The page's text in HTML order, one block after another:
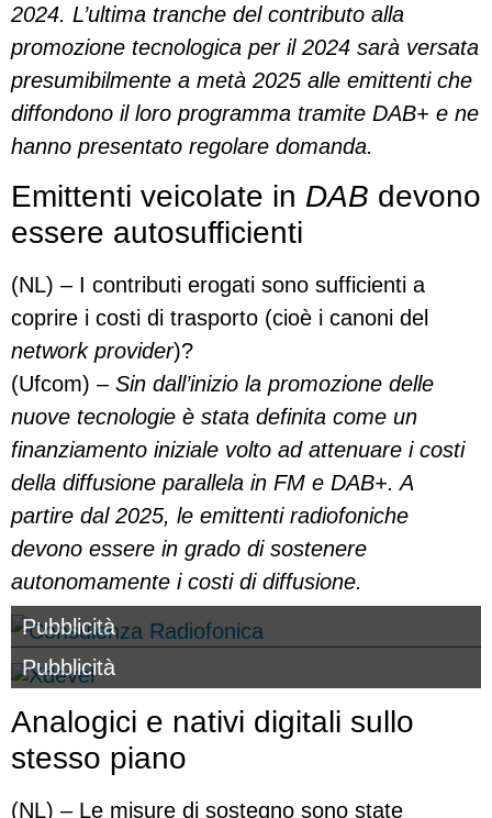
2024. L’ultima tranche del contributo alla
promozione tecnologica per il 2024 sarà versata
presumibilmente a metà 2025 alle emittenti che
diffondono il loro programma tramite DAB+ e ne
hanno presentato regolare domanda.
Emittenti veicolate in DAB devono
essere autosufficienti
(NL) – I contributi erogati sono sufficienti a
coprire i costi di trasporto (cioè i canoni del
network provider)?
(Ufcom) – Sin dall’inizio la promozione delle
nuove tecnologie è stata definita come un
finanziamento iniziale volto ad attenuare i costi
della diffusione parallela in FM e DAB+. A
partire dal 2025, le emittenti radiofoniche
devono essere in grado di sostenere
autonomamente i costi di diffusione.
Pubblicità
Pubblicità
Analogici e nativi digitali sullo
stesso piano
(NL) – Le misure di sostegno sono state